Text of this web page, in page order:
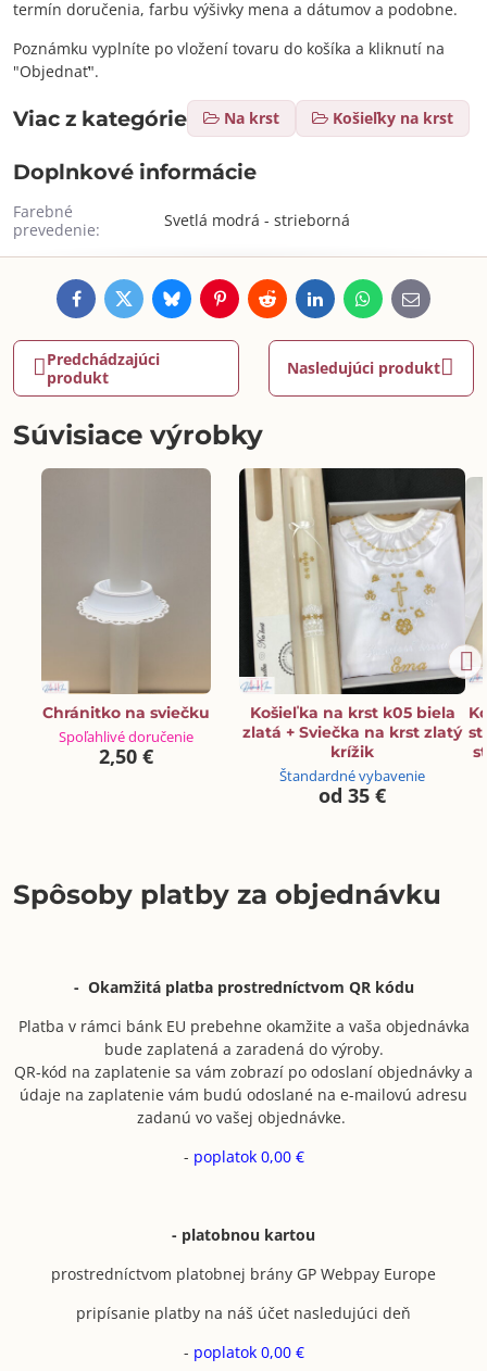
termín doručenia, farbu výšivky mena a dátumov a podobne.
Poznámku vyplníte po vložení tovaru do košíka a kliknutí na
"Objednať".
Viac z kategórie Na krst Košieľky na krst
Doplnkové informácie
Farebné
prevedenie:
Svetlá modrá - strieborná
FacebookTwitterBlueskyPinterestRedditLinkedInWhatsApp
E-
mail
Predchádzajúci
produkt
Nasledujúci produkt
Súvisiace výrobky
Chránitko na sviečku
Spoľahlivé doručenie
2,50 €
Košieľka na krst k05 biela
zlatá + Sviečka na krst zlatý
krížik
Štandardné vybavenie
od 35 €
Spôsoby platby za objednávku
- Okamžitá platba prostredníctvom QR kódu
Platba v rámci bánk EU prebehne okamžite a vaša objednávka
bude zaplatená a zaradená do výroby.
QR-kód na zaplatenie sa vám zobrazí po odoslaní objednávky a
údaje na zaplatenie vám budú odoslané na e-mailovú adresu
zadanú vo vašej objednávke.
- poplatok 0,00 €
- platobnou kartou
prostredníctvom platobnej brány GP Webpay Europe
pripísanie platby na náš účet nasledujúci deň
- poplatok 0,00 €